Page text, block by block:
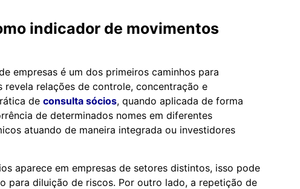
indicador de movimentos
empresas é um dos primeiros caminhos para
relações de controle, concentração e
de consulta sócios, quando aplicada de forma
de determinados nomes em diferentes
atuando de maneira integrada ou investidores
aparece em empresas de setores distintos, isso pode
para diluição de riscos. Por outro lado, a repetição de